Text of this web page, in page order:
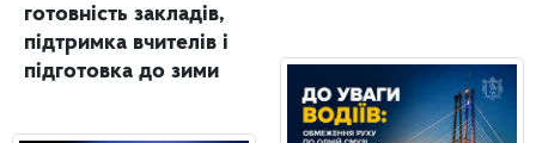
готовність закладів,
підтримка вчителів і
підготовка до зими